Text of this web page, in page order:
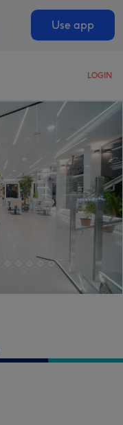
Use app
LOGIN